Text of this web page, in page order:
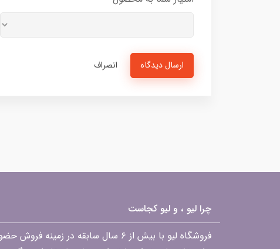
ارسال دیدگاه انصراف
چرا لیو ، و لیو کجاست
فروشگاه لیو با بیش از ۶ سال سابقه